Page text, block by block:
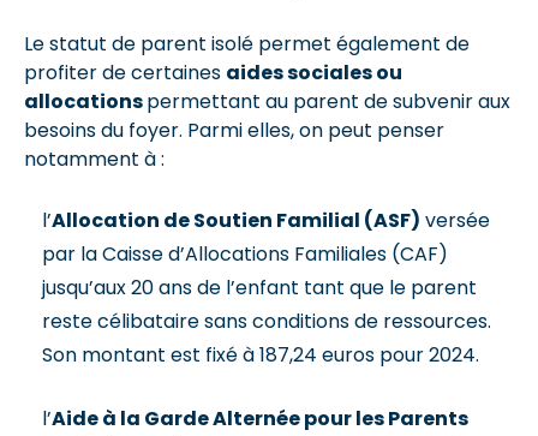
Le statut de parent isolé permet également de
profiter de certaines aides sociales ou
allocationspermettant au parent de subvenir aux
besoins du foyer. Parmi elles, on peut penser
notamment à :
l’Allocation de Soutien Familial (ASF) versée
par la Caisse d’Allocations Familiales (CAF)
jusqu’aux 20 ans de l’enfant tant que le parent
reste célibataire sans conditions de ressources.
Son montant est fixé à 187,24 euros pour 2024.
l’Aide à la Garde Alternée pour les Parents